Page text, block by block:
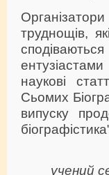
труднощів,
наукові
Сьомих
випуску
учений